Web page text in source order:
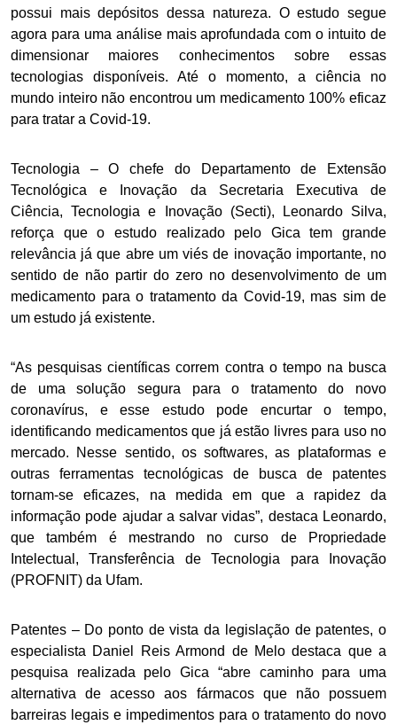
possui mais depósitos dessa natureza. O estudo segue
agora para uma análise mais aprofundada com o intuito de
dimensionar maiores conhecimentos sobre essas
tecnologias disponíveis. Até o momento, a ciência no
mundo inteiro não encontrou um medicamento 100% eficaz
para tratar a Covid-19.
Tecnologia – O chefe do Departamento de Extensão
Tecnológica e Inovação da Secretaria Executiva de
Ciência, Tecnologia e Inovação (Secti), Leonardo Silva,
reforça que o estudo realizado pelo Gica tem grande
relevância já que abre um viés de inovação importante, no
sentido de não partir do zero no desenvolvimento de um
medicamento para o tratamento da Covid-19, mas sim de
um estudo já existente.
“As pesquisas científicas correm contra o tempo na busca
de uma solução segura para o tratamento do novo
coronavírus, e esse estudo pode encurtar o tempo,
identificando medicamentos que já estão livres para uso no
mercado. Nesse sentido, os softwares, as plataformas e
outras ferramentas tecnológicas de busca de patentes
tornam-se eficazes, na medida em que a rapidez da
informação pode ajudar a salvar vidas”, destaca Leonardo,
que também é mestrando no curso de Propriedade
Intelectual, Transferência de Tecnologia para Inovação
(PROFNIT) da Ufam.
Patentes – Do ponto de vista da legislação de patentes, o
especialista Daniel Reis Armond de Melo destaca que a
pesquisa realizada pelo Gica “abre caminho para uma
alternativa de acesso aos fármacos que não possuem
barreiras legais e impedimentos para o tratamento do novo